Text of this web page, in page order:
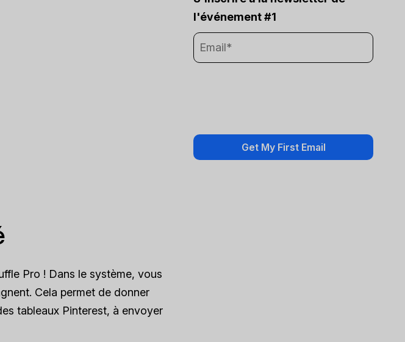
Pro ! Dans le système, vous
Cela permet de donner
tableaux Pinterest, à envoyer
l'événement #1